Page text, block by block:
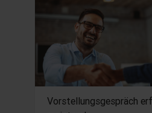
Vorstellungsgespräch